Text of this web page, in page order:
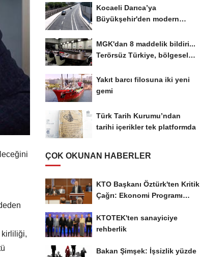
kirliliği,
Kocaeli Darıca’ya
Büyükşehir'den modern
MGK'dan 8 maddelik bildiri...
Terörsüz Türkiye, bölgesel
Yakıt barcı filosuna iki yeni
gemi
Türk Tarih Kurumu’ndan
tarihi içerikler tek platformda
ÇOK OKUNAN HABERLER
KTO Başkanı Öztürk'ten Kritik
Çağrı: Ekonomi Programı
KTOTEK'ten sanayiciye
rehberlik
Bakan Şimşek: İşsizlik yüzde